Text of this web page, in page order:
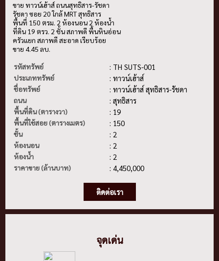
ขาย ทาวน์เฮ้าส์ ถนนสุทธิสาร-รัชดา
รัชดา ซอย 20 ใกล้ MRT สุทธิสาร
พื้นที่ 150 ตรม. 2 ห้องนอน 2 ห้องน้ำ
ที่ดิน 19 ตรว. 2 ชั้น สภาพดี พื้นหินอ่อน
ครัวแยก สภาพดี สะอาด เรียบร้อย
ขาย 4.45 ลบ.
รหัสทรัพย์
: TH SUTS-001
ประเภททรัพย์ : ทาวน์เฮ้าส์
ชื่อทรัพย์ : ทาวน์เฮ้าส์ สุทธิสาร-รัชดา
ถนน : สุทธิสาร
พื้นที่ดิน (ตารางวา) : 19
พื้นที่ใช้สอย (ตารางเมตร) : 150
ชั้น : 2
ห้องนอน : 2
ห้องน้ำ : 2
ราคาขาย (ล้านบาท) : 4,450,000
ติดต่อเรา
จุดเด่น